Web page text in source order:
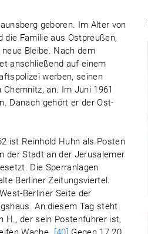
geboren. Im Alter von
Familie aus Ostpreußen,
Bleibe. Nach dem
anschließend auf einem
werben, seinen
an. Im Juni 1961
Danach gehört er der Ost-
ist Reinhold Huhn als Posten
der Stadt an der Jerusalemer
Die Sperranlagen
Berliner Zeitungsviertel.
Berliner Seite der
An diesem Tag steht
H., der sein Postenführer ist,